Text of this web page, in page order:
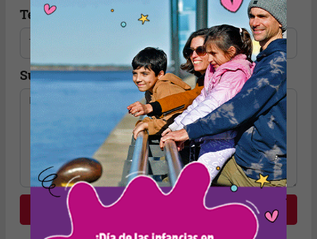
Teléfono
Sugerencia